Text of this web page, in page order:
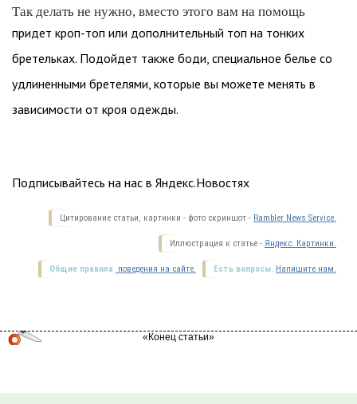
Так делать не нужно, вместо этого вам на помощь
придет кроп-топ или дополнительный топ на тонких
бретельках. Подойдет также боди, специальное белье со
удлиненными бретелями, которые вы можете менять в
зависимости от кроя одежды.
Подписывайтесь на нас в Яндекс.Новостях
Цитирование статьи, картинки - фото скриншот - Rambler News Service.
Иллюстрация к статье - Яндекс. Картинки.
Есть вопросы. Напишите нам.
Общие правила поведения на сайте.